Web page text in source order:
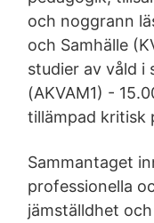
och noggrann
och Samhälle
studier av våld i
(AKVAM1) -
tillämpad kritisk
Sammantaget
professionella
jämställdhet